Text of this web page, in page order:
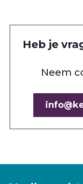
Heb je
Neem